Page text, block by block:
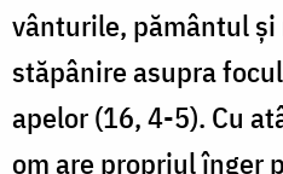
vânturile, pământul şi
stăpânire asupra
apelor (16, 4-5). Cu
om are propriul înger